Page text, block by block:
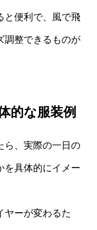
と便利で、風で飛
調整できるものが
的な服装例
ら、実際の一日の
を具体的にイメー
ヤーが変わるた